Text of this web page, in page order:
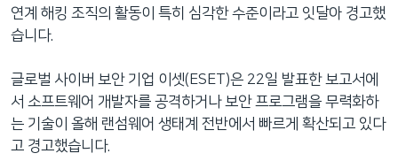
연계 해킹 조직의 활동이 특히 심각한 수준이라고 잇달아 경고했
습니다.
글로벌 사이버 보안 기업 이셋(ESET)은 22일 발표한 보고서에
서 소프트웨어 개발자를 공격하거나 보안 프로그램을 무력화하
는 기술이 올해 랜섬웨어 생태계 전반에서 빠르게 확산되고 있다
고 경고했습니다.